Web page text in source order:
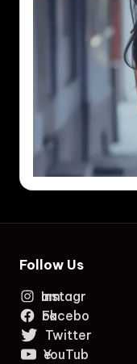
Follow Us
Instagram
Facebook
Twitter
YouTube